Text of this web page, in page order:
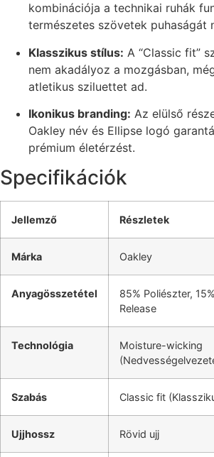
kombinációja a technikai ruhák
természetes szövetek puhaságát
Klasszikus stílus: A “Classic fit”
nem akadályoz a mozgásban,
atletikus sziluettet ad.
Ikonikus branding: Az elülső
Oakley név és Ellipse logó
prémium életérzést.
Specifikációk
Jellemző Részletek
Márka Oakley
Anyagösszetétel
85% Poliészter,
Release
Technológia
Moisture-wicking
Szabás Classic fit
Ujjhossz Rövid ujj